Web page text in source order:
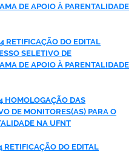
DE APOIO À PARENTALIDADE
DO EDITAL
SELETIVO DE
DE APOIO À PARENTALIDADE
DAS
DE MONITORES(AS) PARA O
NA UFNT
DO EDITAL